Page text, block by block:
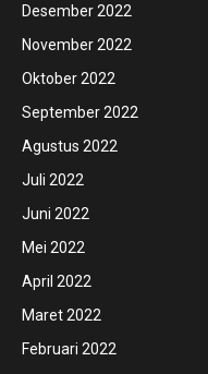
Desember 2022
November 2022
Oktober 2022
September 2022
Agustus 2022
Juli 2022
Juni 2022
Mei 2022
April 2022
Maret 2022
Februari 2022